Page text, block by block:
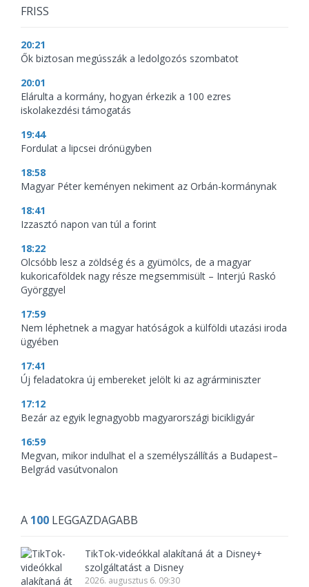
FRISS
20:21
Ők biztosan megússzák a ledolgozós szombatot
20:01
Elárulta a kormány, hogyan érkezik a 100 ezres
iskolakezdési támogatás
19:44
Fordulat a lipcsei drónügyben
18:58
Magyar Péter keményen nekiment az Orbán-kormánynak
18:41
Izzasztó napon van túl a forint
18:22
Olcsóbb lesz a zöldség és a gyümölcs, de a magyar
kukoricaföldek nagy része megsemmisült – Interjú Raskó
Györggyel
17:59
Nem léphetnek a magyar hatóságok a külföldi utazási iroda
ügyében
17:41
Új feladatokra új embereket jelölt ki az agrárminiszter
17:12
Bezár az egyik legnagyobb magyarországi bicikligyár
16:59
Megvan, mikor indulhat el a személyszállítás a Budapest–
Belgrád vasútvonalon
A 100 LEGGAZDAGABB
TikTok-videókkal alakítaná át a Disney+
szolgáltatást a Disney
2026. augusztus 6. 09:30